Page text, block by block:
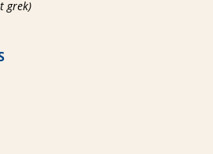
grek)